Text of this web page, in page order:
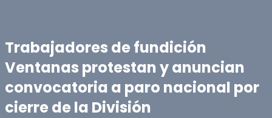
Trabajadores de fundición
Ventanas protestan y anuncian
convocatoria a paro nacional por
cierre de la División